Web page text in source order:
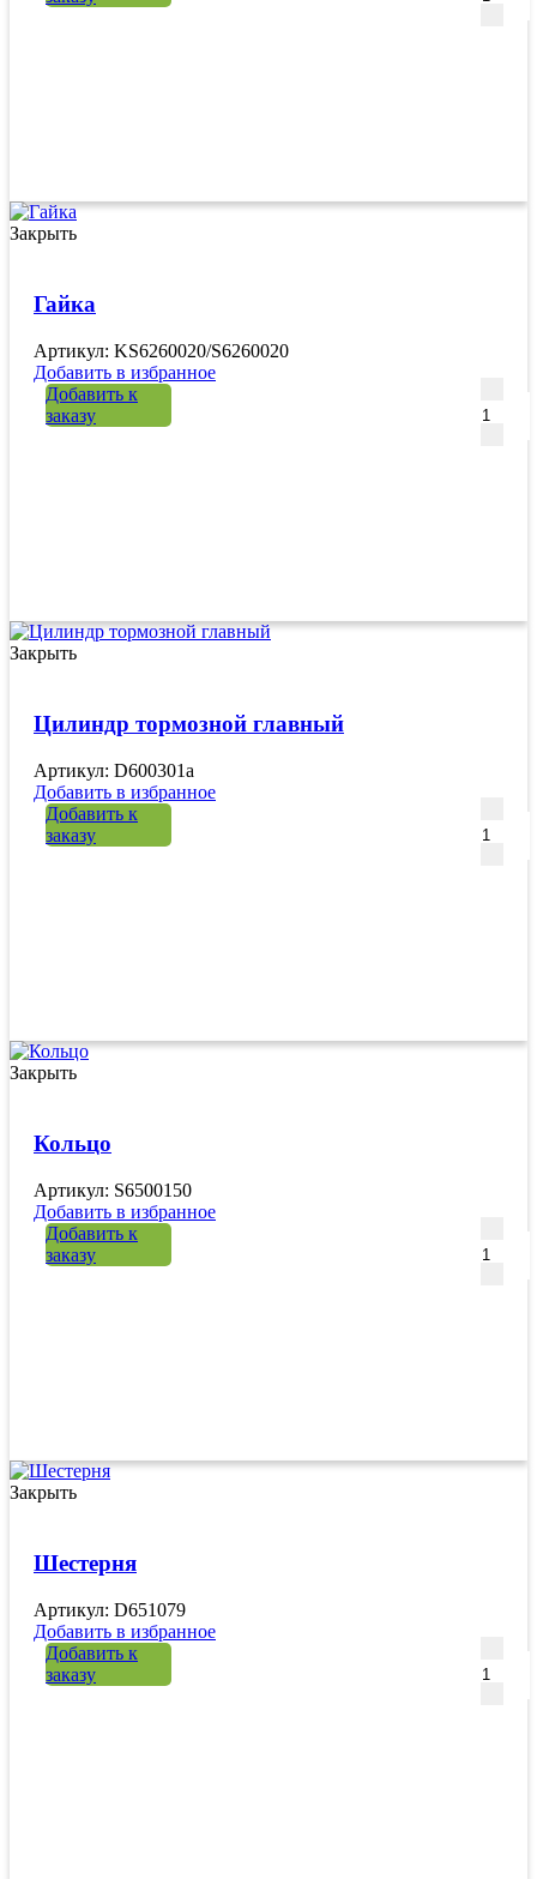
Закрыть
Гайка
Артикул: KS6260020/S6260020
Добавить в избранное
Добавить к
заказу
Закрыть
Цилиндр тормозной главный
Артикул: D600301a
Добавить в избранное
Добавить к
заказу
Закрыть
Кольцо
Артикул: S6500150
Добавить в избранное
Добавить к
заказу
Закрыть
Шестерня
Артикул: D651079
Добавить в избранное
Добавить к
заказу